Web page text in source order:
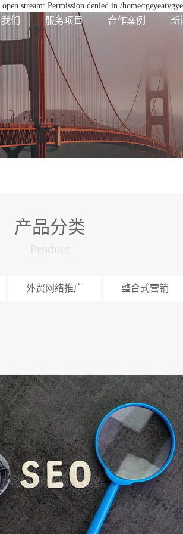
stream: Permission denied in /home/
们 服务项目 合作案例 新
产品分类
外贸网络推广 整合式营销